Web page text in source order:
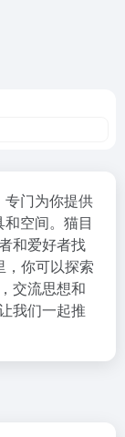
专门为你提供
空间。猫目
和爱好者找
，你可以探索
交流思想和
我们一起推